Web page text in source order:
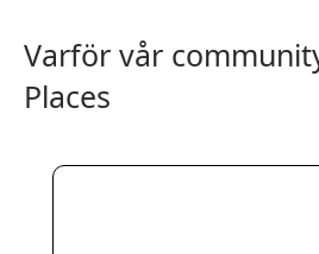
Varför vår
Places